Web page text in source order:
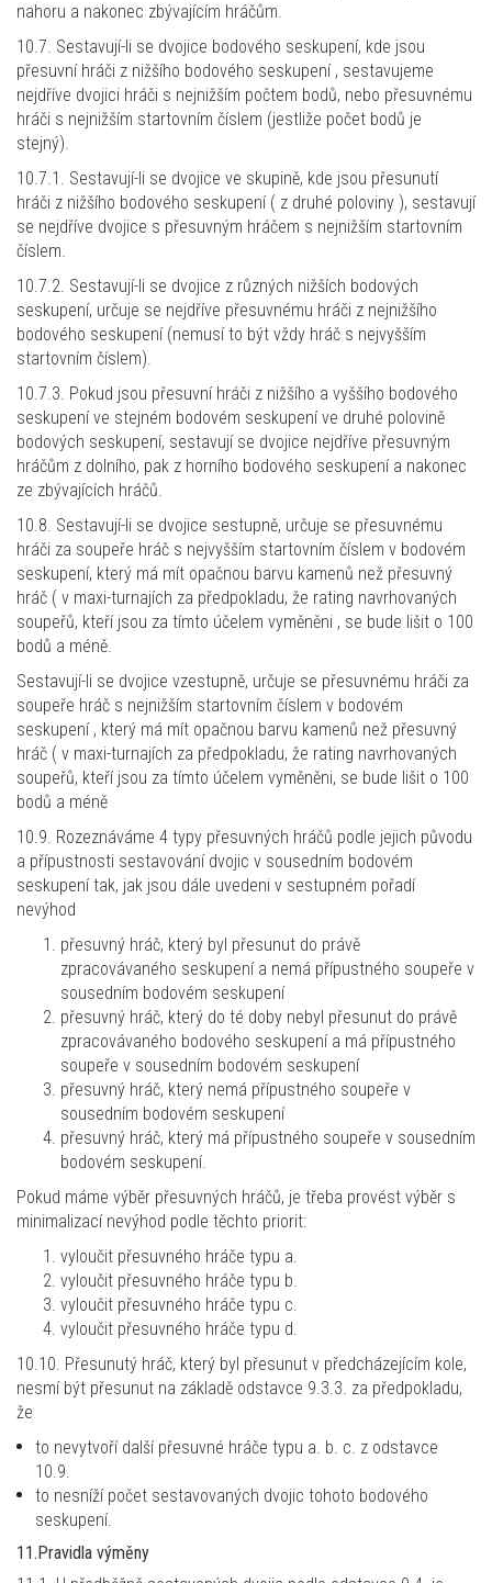
nahoru a nakonec zbývajícím hráčům.
10.7. Sestavují-li se dvojice bodového seskupení, kde jsou
přesuvní hráči z nižšího bodového seskupení , sestavujeme
nejdříve dvojici hráči s nejnižším počtem bodů, nebo přesuvnému
hráči s nejnižším startovním číslem (jestliže počet bodů je
stejný).
10.7.1. Sestavují-li se dvojice ve skupině, kde jsou přesunutí
hráči z nižšího bodového seskupení ( z druhé poloviny ), sestavují
se nejdříve dvojice s přesuvným hráčem s nejnižším startovním
číslem.
10.7.2. Sestavují-li se dvojice z různých nižších bodových
seskupení, určuje se nejdříve přesuvnému hráči z nejnižšího
bodového seskupení (nemusí to být vždy hráč s nejvyšším
startovním číslem).
10.7.3. Pokud jsou přesuvní hráči z nižšího a vyššího bodového
seskupení ve stejném bodovém seskupení ve druhé polovině
bodových seskupení, sestavují se dvojice nejdříve přesuvným
hráčům z dolního, pak z horního bodového seskupení a nakonec
ze zbývajících hráčů.
10.8. Sestavují-li se dvojice sestupně, určuje se přesuvnému
hráči za soupeře hráč s nejvyšším startovním číslem v bodovém
seskupení, který má mít opačnou barvu kamenů než přesuvný
hráč ( v maxi-turnajích za předpokladu, že rating navrhovaných
soupeřů, kteří jsou za tímto účelem vyměněni , se bude lišit o 100
bodů a méně.
Sestavují-li se dvojice vzestupně, určuje se přesuvnému hráči za
soupeře hráč s nejnižším startovním číslem v bodovém
seskupení , který má mít opačnou barvu kamenů než přesuvný
hráč ( v maxi-turnajích za předpokladu, že rating navrhovaných
soupeřů, kteří jsou za tímto účelem vyměněni, se bude lišit o 100
bodů a méně
10.9. Rozeznáváme 4 typy přesuvných hráčů podle jejich původu
a přípustnosti sestavování dvojic v sousedním bodovém
seskupení tak, jak jsou dále uvedeni v sestupném pořadí
nevýhod
přesuvný hráč, který byl přesunut do právě
zpracovávaného seskupení a nemá přípustného soupeře v
sousedním bodovém seskupení
přesuvný hráč, který do té doby nebyl přesunut do právě
zpracovávaného bodového seskupení a má přípustného
soupeře v sousedním bodovém seskupení
přesuvný hráč, který nemá přípustného soupeře v
sousedním bodovém seskupení
přesuvný hráč, který má přípustného soupeře v sousedním
bodovém seskupení.
Pokud máme výběr přesuvných hráčů, je třeba provést výběr s
minimalizací nevýhod podle těchto priorit:
vyloučit přesuvného hráče typu a.
vyloučit přesuvného hráče typu b.
vyloučit přesuvného hráče typu c.
vyloučit přesuvného hráče typu d.
10.10. Přesunutý hráč, který byl přesunut v předcházejícím kole,
nesmí být přesunut na základě odstavce 9.3.3. za předpokladu,
že
to nevytvoří další přesuvné hráče typu a. b. c. z odstavce
10.9.
to nesníží počet sestavovaných dvojic tohoto bodového
seskupení.
11.Pravidla výměny